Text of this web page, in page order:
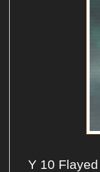
Y 10